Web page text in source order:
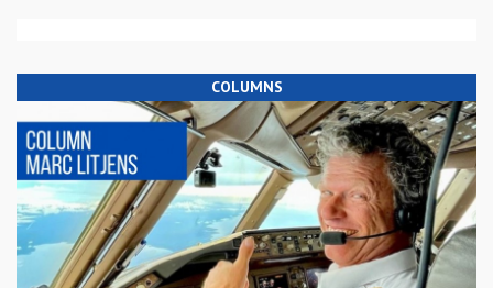
COLUMNS